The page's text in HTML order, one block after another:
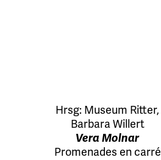
Hrsg: Museum Ritter,
Barbara Willert
Vera Molnar
Promenades en carré